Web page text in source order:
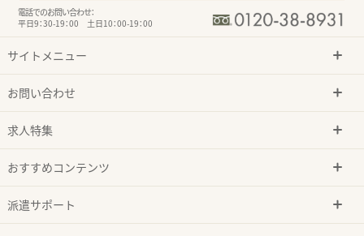
電話でのお問い合わせ：
平日9：30-19：00 土日10：00-19：00
サイトメニュー
お問い合わせ
求人特集
おすすめコンテンツ
派遣サポート